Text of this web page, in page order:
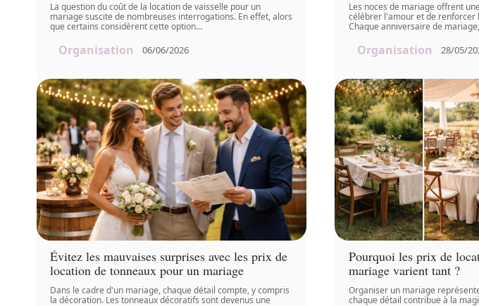
La question du coût de la location de vaisselle pour un
mariage suscite de nombreuses interrogations. En effet, alors
que certains considèrent cette option…
Organisation 06/06/2026
Les noces de mariage offrent
célébrer l'amour et de renforcer
Chaque anniversaire de mariage,
Organisation 28/05/
Évitez les mauvaises surprises avec les prix de
location de tonneaux pour un mariage
Dans le cadre d'un mariage, chaque détail compte, y compris
la décoration. Les tonneaux décoratifs sont devenus une
Pourquoi les prix de
mariage varient tant ?
Organiser un mariage
chaque détail contribue à la